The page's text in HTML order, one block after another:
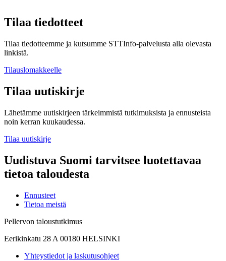
Tilaa tiedotteet
Tilaa tiedotteemme ja kutsumme STTInfo-palvelusta alla olevasta
linkistä.
Tilauslomakkeelle
Tilaa uutiskirje
Lähetämme uutiskirjeen tärkeimmistä tutkimuksista ja ennusteista
noin kerran kuukaudessa.
Tilaa uutiskirje
Uudistuva Suomi tarvitsee luotettavaa
tietoa taloudesta
Ennusteet
Tietoa meistä
Pellervon taloustutkimus
Eerikinkatu 28 A 00180 HELSINKI
Yhteystiedot ja laskutusohjeet